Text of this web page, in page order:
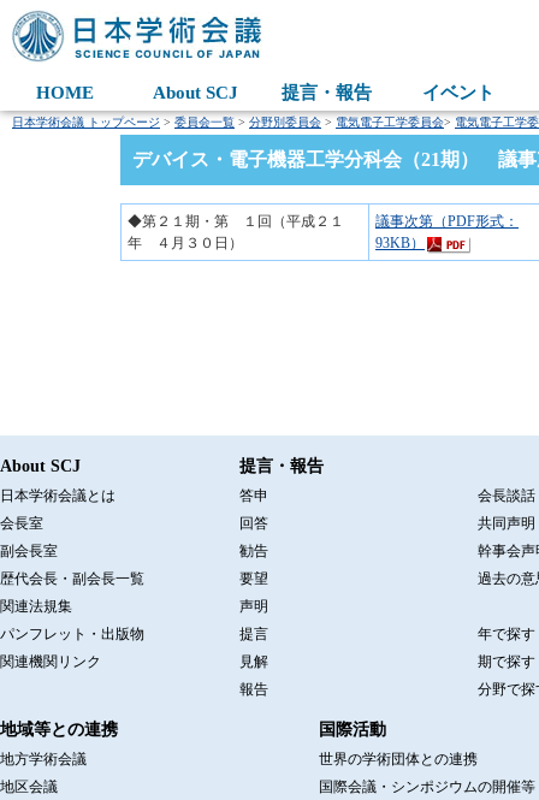
HOME About SCJ 提言・報告 イベント
日本学術会議 トップページ > 委員会一覧 > 分野別委員会 > 電気電子工学委員会> 電気電子工学
デバイス・電子機器工学分科会（21期） 議
◆第２１期・第 １回（平成２１
年 ４月３０日）
議事次第（PDF形式：
93KB）
About SCJ
日本学術会議とは
会長室
副会長室
歴代会長・副会長一覧
関連法規集
パンフレット・出版物
関連機関リンク
提言・報告
答申
回答
勧告
要望
声明
提言
見解
報告
会長談話
共同声明
幹事会声
過去の意
年で探す
期で探す
分野で探
地域等との連携
地方学術会議
地区会議
国際活動
世界の学術団体との連携
国際会議・シンポジウムの開催等